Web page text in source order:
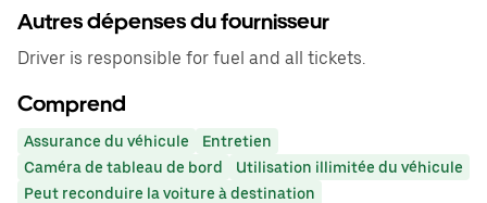
Autres dépenses du fournisseur
Driver is responsible for fuel and all tickets.
Comprend
Assurance du véhicule
Entretien
Caméra de tableau de bord
Utilisation illimitée du véhicule
Peut reconduire la voiture à destination